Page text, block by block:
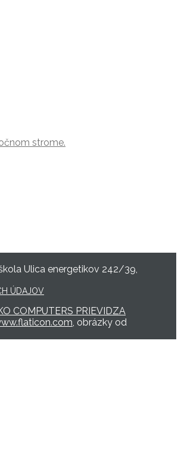
strome.
Ulica energetikov 242/39,
ÚDAJOV
COMPUTERS PRIEVIDZA
, obrázky od